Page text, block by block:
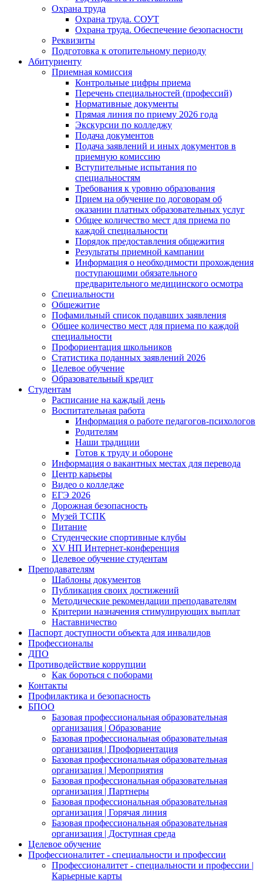
Охрана труда
Охрана труда. СОУТ
Охрана труда. Обеспечение безопасности
Реквизиты
Подготовка к отопительному периоду
Абитуриенту
Приемная комиссия
Контрольные цифры приема
Перечень специальностей (профессий)
Нормативные документы
Прямая линия по приему 2026 года
Экскурсии по колледжу
Подача документов
Подача заявлений и иных документов в
приемную комиссию
Вступительные испытания по
специальностям
Требования к уровню образования
Прием на обучение по договорам об
оказании платных образовательных услуг
Общее количество мест для приема по
каждой специальности
Порядок предоставления общежития
Результаты приемной кампании
Информация о необходимости прохождения
поступающими обязательного
предварительного медицинского осмотра
Специальности
Общежитие
Пофамильный список подавших заявления
Общее количество мест для приема по каждой
специальности
Профориентация школьников
Статистика поданных заявлений 2026
Целевое обучение
Образовательный кредит
Студентам
Расписание на каждый день
Воспитательная работа
Информация о работе педагогов-психологов
Родителям
Наши традиции
Готов к труду и обороне
Информация о вакантных местах для перевода
Центр карьеры
Видео о колледже
ЕГЭ 2026
Дорожная безопасность
Музей ТСПК
Питание
Студенческие спортивные клубы
XV НП Интернет-конференция
Целевое обучение студентам
Преподавателям
Шаблоны документов
Публикация своих достижений
Методические рекомендации преподавателям
Критерии назначения стимулирующих выплат
Наставничество
Паспорт доступности объекта для инвалидов
Профессионалы
ДПО
Противодействие коррупции
Как бороться с поборами
Контакты
Профилактика и безопасность
БПОО
Базовая профессиональная образовательная
организация | Образование
Базовая профессиональная образовательная
организация | Профориентация
Базовая профессиональная образовательная
организация | Мероприятия
Базовая профессиональная образовательная
организация | Партнеры
Базовая профессиональная образовательная
организация | Горячая линия
Базовая профессиональная образовательная
организация | Доступная среда
Целевое обучение
Профессионалитет - специальности и профессии
Профессионалитет - специальности и профессии |
Карьерные карты